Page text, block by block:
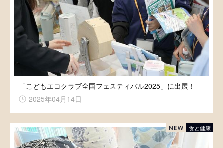
「こどもエコクラブ全国フェスティバル2025」に出展！
2025年04月14日
食と健康